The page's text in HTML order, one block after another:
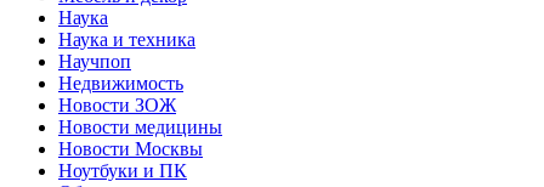
Наука
Наука и техника
Научпоп
Недвижимость
Новости ЗОЖ
Новости медицины
Новости Москвы
Ноутбуки и ПК